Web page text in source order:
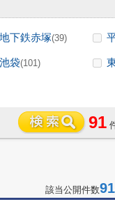
地下鉄赤塚(39)
池袋(101)
91
該当公開件数91